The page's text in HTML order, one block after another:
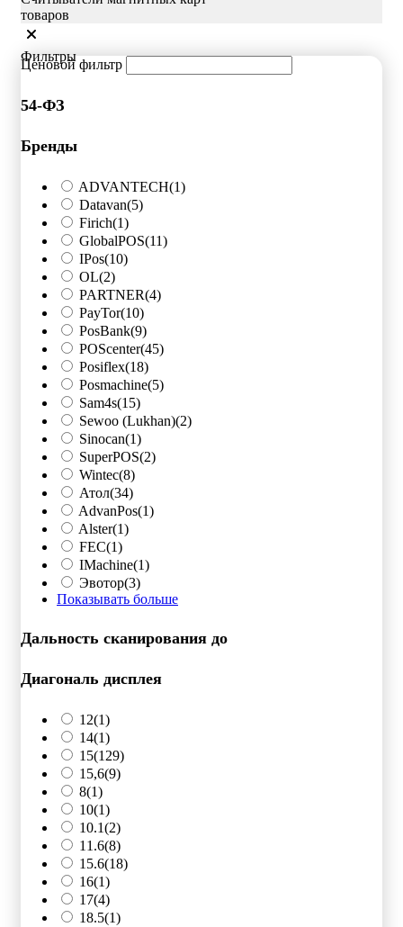
товаров
Фильтры
Ценовой фильтр
54-ФЗ
Бренды
ADVANTECH(1)
Datavan(5)
Firich(1)
GlobalPOS(11)
IPos(10)
OL(2)
PARTNER(4)
PayTor(10)
PosBank(9)
POScenter(45)
Posiflex(18)
Posmachine(5)
Sam4s(15)
Sewoo (Lukhan)(2)
Sinocan(1)
SuperPOS(2)
Wintec(8)
Атол(34)
AdvanPos(1)
Alster(1)
FEC(1)
IMachine(1)
Эвотор(3)
Показывать больше
Дальность сканирования до
Диагональ дисплея
12(1)
14(1)
15(129)
15,6(9)
8(1)
10(1)
10.1(2)
11.6(8)
15.6(18)
16(1)
17(4)
18.5(1)